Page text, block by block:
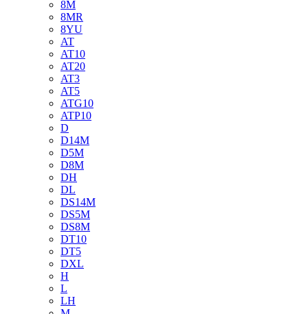
8M
8MR
8YU
AT
AT10
AT20
AT3
AT5
ATG10
ATP10
D
D14M
D5M
D8M
DH
DL
DS14M
DS5M
DS8M
DT10
DT5
DXL
H
L
LH